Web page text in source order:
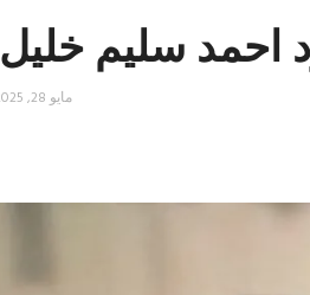
احمد سليم خليل
مايو 28, 2025 - 21:33